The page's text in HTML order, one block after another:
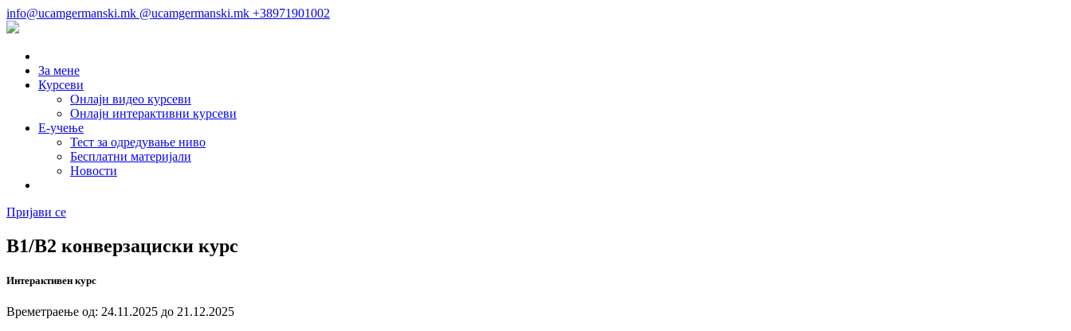
info@ucamgermanski.mk @ucamgermanski.mk +38971901002
За мене
Курсеви
Онлајн видео курсеви
Онлајн интерактивни курсеви
Е-учење
Тест за одредување ниво
Бесплатни материјали
Новости
Пријави се
B1/B2 конверзациски курс
Интерактивен курс
Времетраење од: 24.11.2025 до 21.12.2025